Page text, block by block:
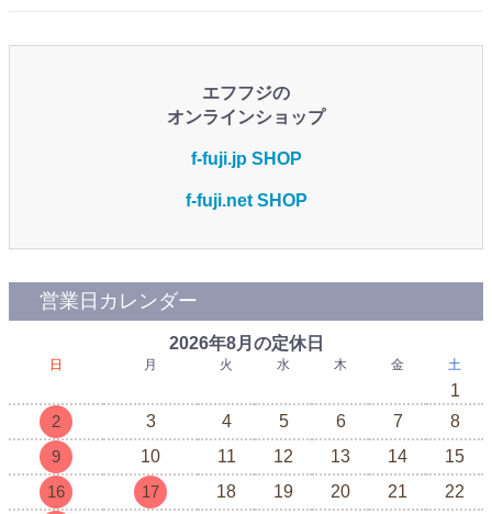
エフフジの
オンラインショップ
f-fuji.jp SHOP
f-fuji.net SHOP
営業日カレンダー
2026年8月の定休日
日 月 火 水 木 金 土
1
2
3 4 5 6 7
8
9
10 11 12 13 14
15
16
17 18 19 20 21
22